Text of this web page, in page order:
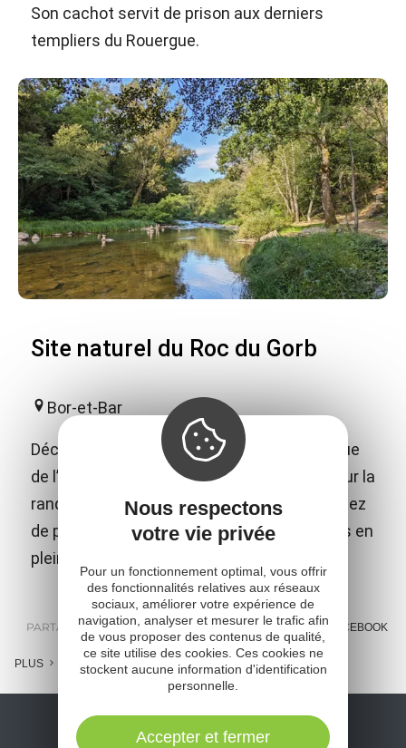
Son cachot servit de prison aux derniers
templiers du Rouergue.
Site naturel du Roc du Gorb
Bor-et-Bar
Découvrez le Roc du Gorb, site emblématique
de l’Aveyron dans la vallée du Viaur, idéal pour la
randonnée, la via ferrata et l’escalade. Profitez
de panoramas exceptionnels et d’aventures en
pleine nature !
PARTAGER : E-MAIL MESSENGER FACEBOOK
PLUS
Nous respectons
votre vie privée
Pour un fonctionnement optimal, vous offrir
des fonctionnalités relatives aux réseaux
sociaux, améliorer votre expérience de
navigation, analyser et mesurer le trafic afin
de vous proposer des contenus de qualité,
ce site utilise des cookies. Ces cookies ne
stockent aucune information d'identification
personnelle.
Accepter et fermer